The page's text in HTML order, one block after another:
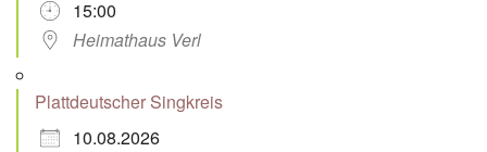
15:00
Heimathaus Verl
Plattdeutscher Singkreis
10.08.2026